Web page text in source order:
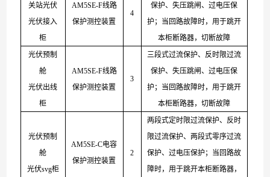
关站光伏
光伏接入
柜
AM5SE-F线路
保护测控装置
4
保护、失压跳闸、过电压保
护；当回路故障时，用于跳开
本柜断路器，切断故障
光伏预制
舱
光伏出线
柜
AM5SE-F线路
保护测控装置
3
三段式过流保护、反时限过流
保护、失压跳闸、过电压保
护；当回路故障时，用于跳开
本柜断路器，切断故障
光伏预制
舱
光伏svg柜
AM5SE-C电容
保护测控装置
2
两段式定时限过流保护、反时
限过流保护、两段式零序过流
保护、过电压保护；当回路故
障时，用于跳开本柜断路器，